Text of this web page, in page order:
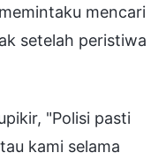
mencari
setelah peristiwa
"Polisi pasti
kami selama